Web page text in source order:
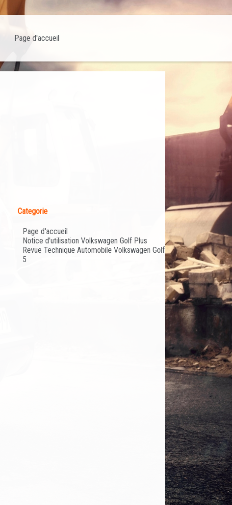
Page d'accueil
Categorie
Page d'accueil
Notice d'utilisation Volkswagen Golf Plus
Revue Technique Automobile Volkswagen Golf
5